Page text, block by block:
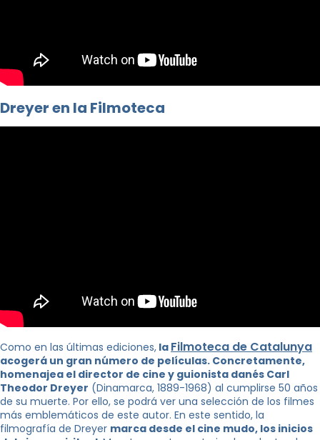
Dreyer en la Filmoteca
Como en las últimas ediciones, la Filmoteca de Catalunya
acogerá un gran número de películas. Concretamente,
homenajea el director de cine y guionista danés Carl
Theodor Dreyer (Dinamarca, 1889-1968) al cumplirse 50 años
de su muerte. Por ello, se podrá ver una selección de los filmes
más emblemáticos de este autor. En este sentido, la
filmografía de Dreyer marca desde el cine mudo, los inicios